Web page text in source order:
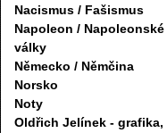
Nacismus / Fašismus
Napoleon / Napoleonské
války
Německo / Němčina
Norsko
Noty
Oldřich Jelínek - grafika,